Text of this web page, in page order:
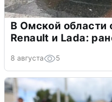
В Омской области
Renault и Lada:
8 августа 5